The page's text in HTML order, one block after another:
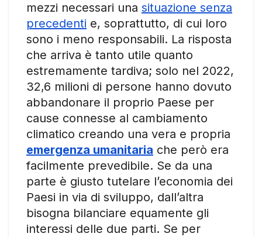
mezzi necessari una situazione senza
precedenti e, soprattutto, di cui loro
sono i meno responsabili. La risposta
che arriva è tanto utile quanto
estremamente tardiva; solo nel 2022,
32,6 milioni di persone hanno dovuto
abbandonare il proprio Paese per
cause connesse al cambiamento
climatico creando una vera e propria
emergenza umanitaria che però era
facilmente prevedibile. Se da una
parte è giusto tutelare l’economia dei
Paesi in via di sviluppo, dall’altra
bisogna bilanciare equamente gli
interessi delle due parti. Se per